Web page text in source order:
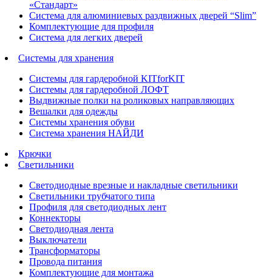
«Стандарт»
Система для алюминиевых раздвижных дверей “Slim”
Комплектующие для профиля
Система для легких дверей
Системы для хранения
Системы для гардеробной KITforKIT
Системы для гардеробной ЛОФТ
Выдвижные полки на роликовых направляющих
Вешалки для одежды
Системы хранения обуви
Система хранения НАЙДИ
Крючки
Светильники
Светодиодные врезные и накладные светильники
Светильники трубчатого типа
Профиля для светодиодных лент
Коннекторы
Светодиодная лента
Выключатели
Трансформаторы
Провода питания
Комплектующие для монтажа